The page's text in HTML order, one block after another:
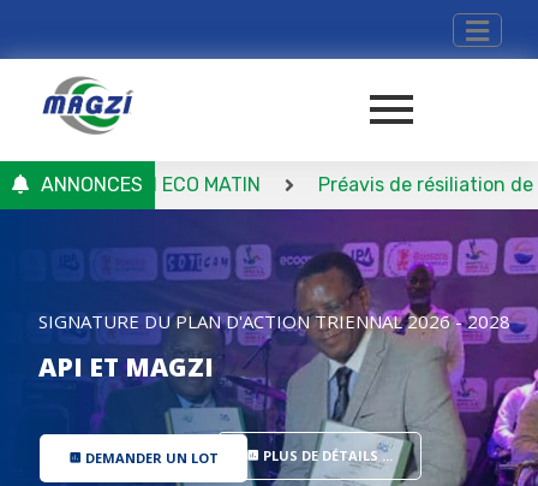
ANNONCES
– Journal ECO MATIN Préavis de résiliation de
SIGNATURE DU PLAN D'ACTION TRIENNAL 2026 - 2028
API ET MAGZI
insert_chart PLUS DE DÉTAILS ...
insert_chart DEMANDER UN LOT